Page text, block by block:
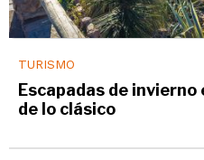
TURISMO
Escapadas de
de lo clásico